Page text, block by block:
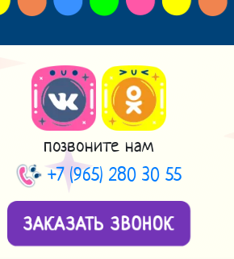
позвоните нам
+7 (965) 280 30 55
ЗАКАЗАТЬ ЗВОНОК